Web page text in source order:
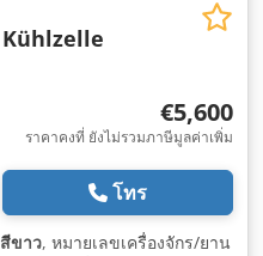
€5,600
ราคาคงที่ ยังไม่รวมภาษีมูลค่าเพิ่ม
โทร
สีขาว, หมายเลขเครื่องจักร/ยาน